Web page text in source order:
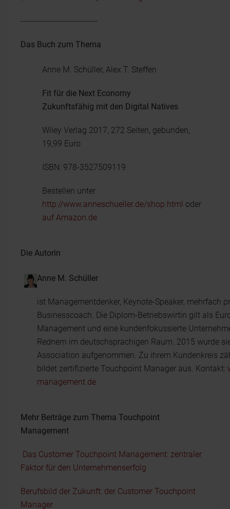
------------------------------
Das Buch zum Thema
Anne M. Schüller, Alex T. Steffen
Fit für die Next Economy
Zukunftsfähig mit den Digital Natives
Wiley Verlag 2017, 272 Seiten, gebunden,
19,99 Euro
ISBN: 978-3527509119
Bestellen unter
http://www.anneschueller.de/shop.html oder
auf Amazon.de
Die Autorin
Anne M. Schüller
ist Managementdenker, Keynote-Speaker, mehrfach
Businesscoach. Die Diplom-Betriebswirtin gilt als
Management und eine kundenfokussierte
Rednern im deutschsprachigen Raum. 2015 wurde
Association aufgenommen. Zu ihrem Kundenkreis
bildet zertifizierte Touchpoint Manager aus. Kontakt:
management.de
Mehr Beiträge zum Thema Touchpoint
Management
Das Customer Touchpoint Management: zentraler
Faktor für den Unternehmenserfolg
Berufsbild der Zukunft: der Customer Touchpoint
Manager